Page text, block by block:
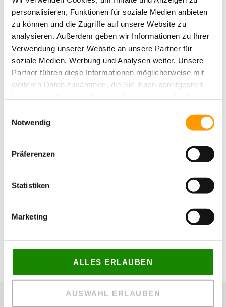
personalisieren, Funktionen für soziale Medien anbieten
zu können und die Zugriffe auf unsere Website zu
analysieren. Außerdem geben wir Informationen zu Ihrer
Verwendung unserer Website an unsere Partner für
soziale Medien, Werbung und Analysen weiter. Unsere
Partner führen diese Informationen möglicherweise mit
weiteren Daten zusammen, die Sie ihnen bereitgestellt
Cookies, wenn Sie unsere Webseite weiterhin nutzen.
Notwendig
Präferenzen
Statistiken
Marketing
ALLES ERLAUBEN
AUSWAHL ERLAUBEN
den Spielfeldmarkierungen für das Hauptspielfeld wurden blaue
Linien für Kleinspielfelder eingeklebt. Die Markierungen ermöglichen
eine flexible Nutzung des Platzes für verschiedene Altersgruppen.
Pünktlich zum neuen Saisonstart kann dem Ball an der Bergstraße
endlich wieder nachgejagt werden. Wir wünschen allen Spielern,
Betreuern und Verantwortlichen viel Erfolg und Spaß auf dem neuen
Kunstrasenplatz.
Der heiler Team 38/160 und Kork-Infill.
Weitere Nachrichten